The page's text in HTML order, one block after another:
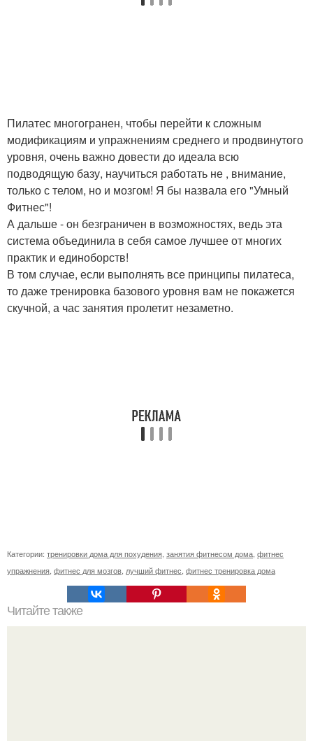
Пилатес многогранен, чтобы перейти к сложным
модификациям и упражнениям среднего и продвинутого
уровня, очень важно довести до идеала всю
подводящую базу, научиться работать не , внимание,
только с телом, но и мозгом! Я бы назвала его "Умный
Фитнес"!
А дальше - он безграничен в возможностях, ведь эта
система объединила в себя самое лучшее от многих
практик и единоборств!
В том случае, если выполнять все принципы пилатеса,
то даже тренировка базового уровня вам не покажется
скучной, а час занятия пролетит незаметно.
Категории: тренировки дома для похудения, занятия фитнесом дома, фитнес
упражнения, фитнес для мозгов, лучший фитнес, фитнес тренировка дома
Читайте также